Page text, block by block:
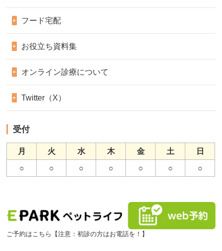
フード宅配
お役立ち資料集
オンライン診療について
Twitter（X）
受付
月 火 水 木 金 土
日
○
○ ○ ○ ○ ○ ○
ご予約はこちら【注意：初診の方はお電話を！】